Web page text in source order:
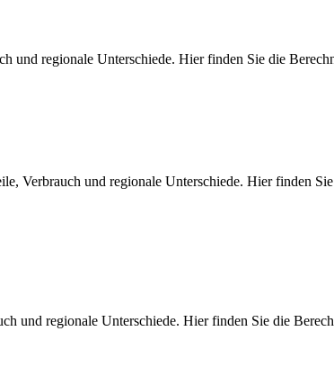
und regionale Unterschiede. Hier finden Sie die
Verbrauch und regionale Unterschiede. Hier finden
und regionale Unterschiede. Hier finden Sie die